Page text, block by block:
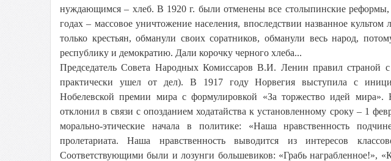
нуждающимся – хлеб. В 1920 г. были отменены все cтолыпинские реформы,
годах – массовое уничтожение населения, впоследствии названное
только крестьян, обманули своих соратников, обманули весь народ,
республику и демократию. Дали корочку черного хлеба...
Председатель Совета Народных Комиссаров В.И. Ленин правил страной
практически ушел от дел). В 1917 году Норвегия выступила с
Нобелевской премии мира с формулировкой «За торжество идей мира».
отклонил в связи с опозданием ходатайства к установленному сроку – 1
морально-этические начала в политике: «Наша нравственность
пролетариата. Наша нравственность выводится из интересов
Соответствующими были и лозунги большевиков: «Грабь награбленное!»,